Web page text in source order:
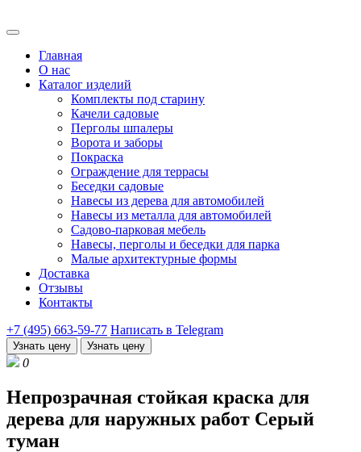
Главная
О нас
Каталог изделий
Комплекты под старину
Качели садовые
Перголы шпалеры
Ворота и заборы
Покраска
Ограждение для террасы
Беседки садовые
Навесы из дерева для автомобилей
Навесы из металла для автомобилей
Садово-парковая мебель
Навесы, перголы и беседки для парка
Малые архитектурные формы
Доставка
Отзывы
Контакты
+7 (495) 663-59-77 Написать в Telegram
Узнать цену Узнать цену
0
Непрозрачная стойкая краска для
дерева для наружных работ Серый
туман